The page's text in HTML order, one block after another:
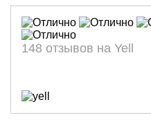
148 отзывов на Yell